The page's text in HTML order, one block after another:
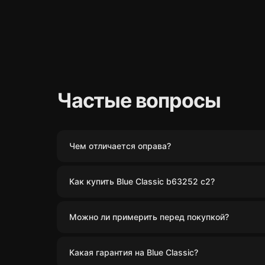
Частые вопросы
Чем отличается оправа?
Как купить Blue Classic b63252 c2?
Можно ли примерить перед покупкой?
Какая гарантия на Blue Classic?